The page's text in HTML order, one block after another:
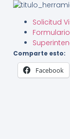
Solicitud
Comparte esto:
Facebook